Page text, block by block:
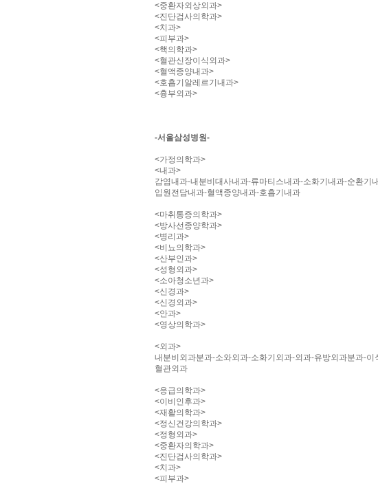
<중환자외상외과>
<진단검사의학과>
<치과>
<피부과>
<핵의학과>
<혈관신장이식외과>
<혈액종양내과>
<호흡기알레르기내과>
<흉부외과>
-서울삼성병원-
<가정의학과>
<내과>
감염내과-내분비대사내과-류마티스내과-소화기내과-순환기
입원전담내과-혈액종양내과-호흡기내과
<마취통증의학과>
<방사선종양학과>
<병리과>
<비뇨의학과>
<산부인과>
<성형외과>
<소아청소년과>
<신경과>
<신경외과>
<안과>
<영상의학과>
<외과>
내분비외과분과-소와외과-소화기외과-외과-유방외과분과-이
혈관외과
<응급의학과>
<이비인후과>
<재활의학과>
<정신건강의학과>
<정형외과>
<중환자의학과>
<진단검사의학과>
<치과>
<피부과>